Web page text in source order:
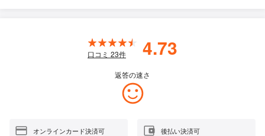
口コミ 23件 4.73
返答の速さ
オンラインカード決済可 後払い決済可